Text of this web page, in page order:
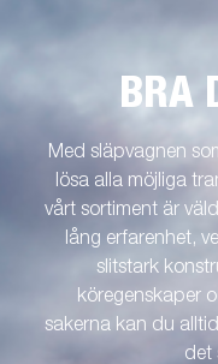
BRA
Med släpvagnen
lösa alla möjliga
vårt sortiment är
lång erfarenhet,
slitstark
köregenskaper
sakerna kan du
det